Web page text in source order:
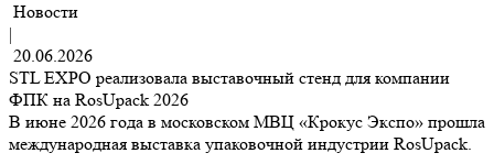
Новости
|
20.06.2026
STL EXPO реализовала выставочный стенд для компании
ФПК на RosUpack 2026
В июне 2026 года в московском МВЦ «Крокус Экспо» прошла
международная выставка упаковочной индустрии RosUpack.